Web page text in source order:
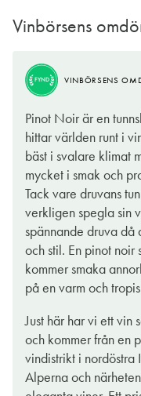
Vinbörsens
FYND VINBÖRSENS
Pinot Noir är en
hittar världen runt i
bäst i svalare klimat
mycket i smak och
Tack vare druvans
verkligen spegla sin
spännande druva då
och stil. En pinot noir
kommer smaka
på en varm och
Just här har vi ett vin
och kommer från en
vindistrikt i
Alperna och
FYND VINBÖRSENS
bekantskaper. I detta
Noir med ursprung
kallas Trevenezie och
ett enskilt område
refererar till Venezia
befinner oss i Friuli-
skapar naturens
röda och vita. Den
Och det är verkligen
serien med det
den enda
kriminellt gott. Alla
körsbär, hallon,